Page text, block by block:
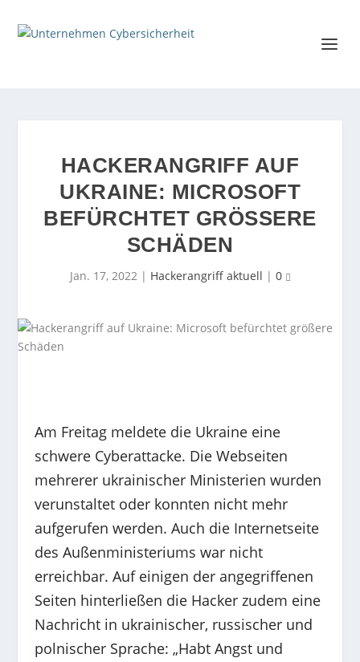
HACKERANGRIFF AUF
UKRAINE: MICROSOFT
BEFÜRCHTET GRÖSSERE S
CHÄDEN
Jan. 17, 2022| Hackerangriff aktuell | 0
Am Freitag meldete die Ukraine eine
schwere Cyberattacke. Die Webseiten
mehrerer ukrainischer Ministerien wurden
verunstaltet oder konnten nicht mehr
aufgerufen werden. Auch die Internetseite
des Außenministeriums war nicht
erreichbar. Auf einigen der angegriffenen
Seiten hinterließen die Hacker zudem eine
Nachricht in ukrainischer, russischer und
polnischer Sprache: „Habt Angst und